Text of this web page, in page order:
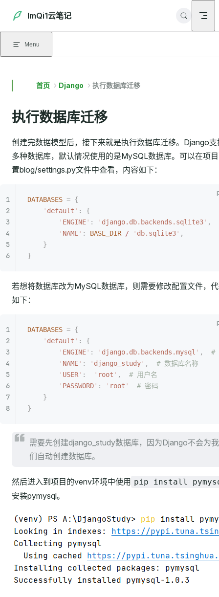
Skip to content
ImQi1云笔记
Menu
首页 Django 执行数据库迁移
执行数据库迁移
创建完数据模型后，接下来就是执行数据库迁移。Django支
多种数据库，默认情况使用的是MySQL数据库。可以在项
置blog/settings.py文件中查看，内容如下：
DATABASES = {
    '
default ' :
{
        '
ENGINE' : ' django.db.backends.sqlite3' ,
        '
NAME' : BASE_DIR / ' db.sqlite3' ,
    }
}
若想将数据库改为MySQL数据库，则需要修改配置文件，
如下：
DATABASES = {
    '
default ' :
{
        '
ENGINE' : ' django.db.backends.mysql ' ,
#
        '
NAME' : ' django_study' ,
  # 数据库名称
        '
USER' :
  '
root ' ,
  # 用户名
        '
PASSWORD' : ' root '
  # 密码
    }
}
需要先创建django_study数据库，因为Django不会为我
们自动创建数据库。
然后进入到项目的venv环境中使用 pip install
安装pymysql。